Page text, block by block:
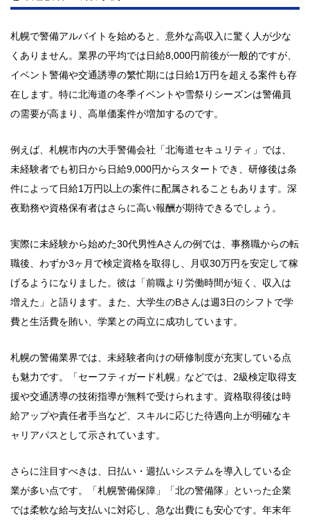
札幌で警備アルバイトを始めると、意外な高収入に驚く人が少な
くありません。業界の平均では日給8,000円前後が一般的ですが、
イベント警備や交通誘導の繁忙期には日給1万円を超える案件も存
在します。特に北海道の冬季イベントや雪祭りシーズンは警備員
の需要が高まり、高単価案件が増加するのです。
例えば、札幌市内の大手警備会社「北海道セキュリティ」では、
未経験者でも初日から日給9,000円からスタートでき、研修後は条
件によって日給1万円以上の案件に配属されることもあります。深
夜勤務や資格保有者はさらに高い報酬が期待できるでしょう。
実際に未経験から始めた30代男性Aさんの例では、事務職からの転
職後、わずか3ヶ月で検定資格を取得し、月収30万円を安定して稼
げるようになりました。彼は「前職より労働時間が短く、収入は
増えた」と語ります。また、大学生のBさんは週3日のシフトで学
費と生活費を賄い、学業との両立に成功しています。
札幌の警備業界では、未経験者向けの研修制度が充実している点
も魅力です。「セーフティガード札幌」などでは、2級検定取得支
援や交通誘導の技術指導が無料で受けられます。資格取得後は時
給アップや責任者手当など、スキルに応じた待遇向上が明確なキ
ャリアパスとして示されています。
さらに注目すべきは、日払い・週払いシステムを導入している企
業が多い点です。「札幌警備保障」「北の警備隊」といった企業
では柔軟な給与支払いに対応し、急な出費にも安心です。年末年